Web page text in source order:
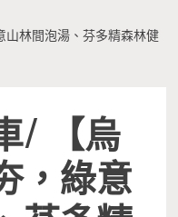
山林間泡湯、芬多精森林健
/ 【烏
，綠意